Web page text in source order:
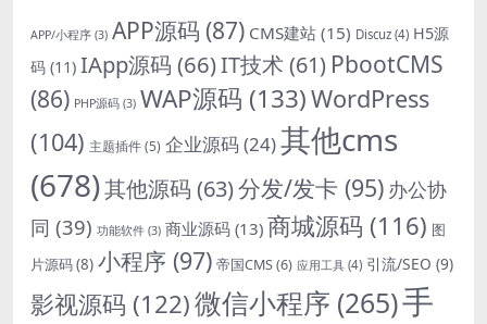
APP/小程序 (3) APP源码 (87) CMS建站 (15) Discuz (4) H5源
码 (11) IApp源码 (66)IT技术(61) PbootCMS
(86) PHP源码 (3) WAP源码 (133)WordPress
(104) 主题插件(5) 企业源码(24)其他cms
(678)其他源码 (63)分发/发卡 (95) 办公协
同 (39) 功能软件 (3) 商业源码 (13) 商城源码 (116) 图
片源码(8) 小程序 (97) 帝国CMS(6) 应用工具 (4) 引流/SEO (9)
影视源码 (122)微信小程序 (265)手